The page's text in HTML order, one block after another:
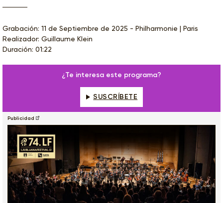
Grabación: 11 de Septiembre de 2025 - Philharmonie | Paris
Realizador: Guillaume Klein
Duración: 01:22
¿Te interesa este programa?
SUSCRÍBETE
Publicidad